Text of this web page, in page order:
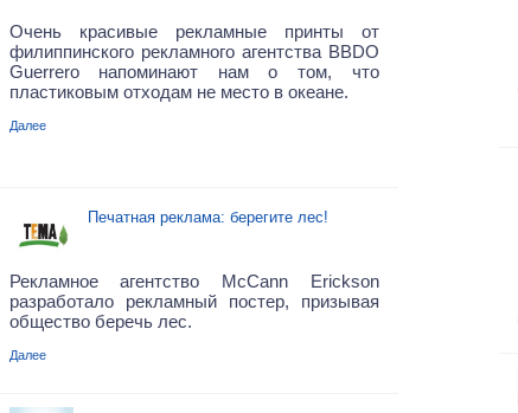
Очень красивые рекламные принты от
филиппинского рекламного агентства BBDO
Guerrero напоминают нам о том, что
пластиковым отходам не место в океане.
Далее
Печатная реклама: берегите лес!
Рекламное агентство McCann Erickson
разработало рекламный постер, призывая
общество беречь лес.
Далее